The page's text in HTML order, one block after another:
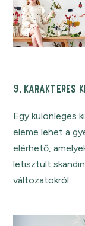
9. KARAKTERES
Egy különleges
eleme lehet a
elérhető,
letisztult
változatokról.